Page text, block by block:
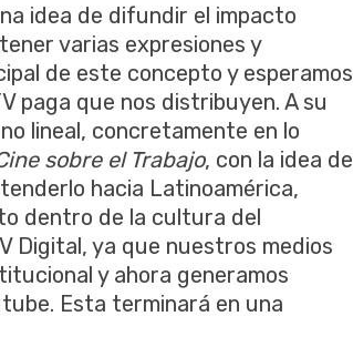
idea de difundir el impacto
varias expresiones y
de este concepto y esperamos
paga que nos distribuyen. A su
lineal, concretamente en lo
sobre el Trabajo, con la idea de
hacia Latinoamérica,
dentro de la cultura del
Digital, ya que nuestros medios
y ahora generamos
Esta terminará en una